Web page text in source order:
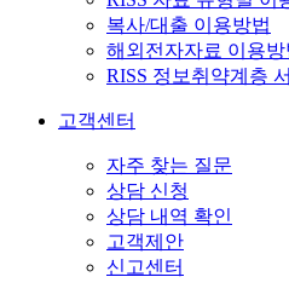
복사/대출 이용방법
해외전자자료 이용방
RISS 정보취약계층
고객센터
자주 찾는 질문
상담 신청
상담 내역 확인
고객제안
신고센터